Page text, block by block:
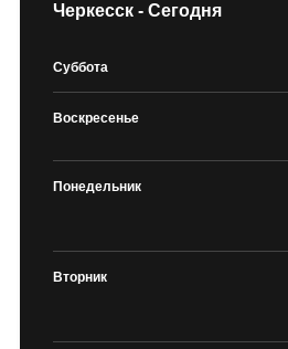
Черкесск - Сегодня
Суббота
Воскресенье
Понедельник
Вторник